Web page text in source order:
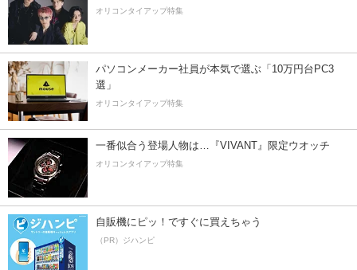
オリコンタイアップ特集
パソコンメーカー社員が本気で選ぶ「10万円台PC3
選」
オリコンタイアップ特集
一番似合う登場人物は…『VIVANT』限定ウオッチ
オリコンタイアップ特集
自販機にピッ！ですぐに買えちゃう
（PR）ジハンピ